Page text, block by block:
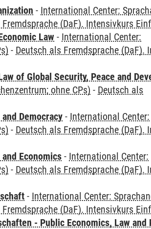
- International Center:
(DaF). Intensivkurs
Law - International Center:
- Deutsch als Fremdsprache (DaF).
of Global Security, Peace and
ohne CPs) - Deutsch als
Democracy - International Center:
- Deutsch als Fremdsprache (DaF).
Economics - International Center:
- Deutsch als Fremdsprache (DaF).
- International Center:
(DaF). Intensivkurs
- Public Economics, Law and